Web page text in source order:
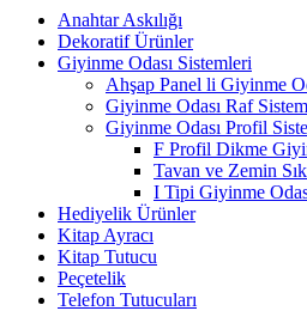
Anahtar Askılığı
Dekoratif Ürünler
Giyinme Odası Sistemleri
Ahşap Panel li Giyinme
Giyinme Odası Raf
Giyinme Odası Profil
F Profil Dikme
Tavan ve Zemin
I Tipi Giyinme
Hediyelik Ürünler
Kitap Ayracı
Kitap Tutucu
Peçetelik
Telefon Tutucuları